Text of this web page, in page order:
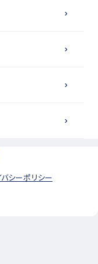
バシーポリシー